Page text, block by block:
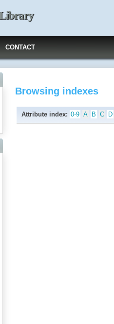
CONTACT
Browsing indexes
Attribute index: 0-9 A B C D